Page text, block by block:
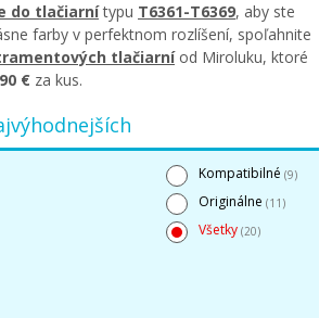
do tlačiarnítypu T6361-T6369, aby ste
farby v perfektnom rozlíšení, spoľahnite
tlačiarníod Miroluku, ktoré
€ za kus.
Kompatibilné (9)
Originálne (11)
Všetky (20)